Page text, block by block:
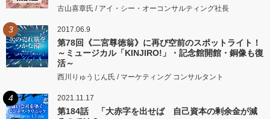
古山喜章氏 / アイ・シー・オーコンサルティング社長
3 2017.06.9
第78回《二宮尊徳翁》に再び空前のスポットライト！
～ミュージカル「KINJIRO!」・記念館開館・銅像も復
活～
西川りゅうじん氏 / マーケティング コンサルタント
4 2021.11.17
第184話 「大赤字を出せば 自己資本の剰余金が減